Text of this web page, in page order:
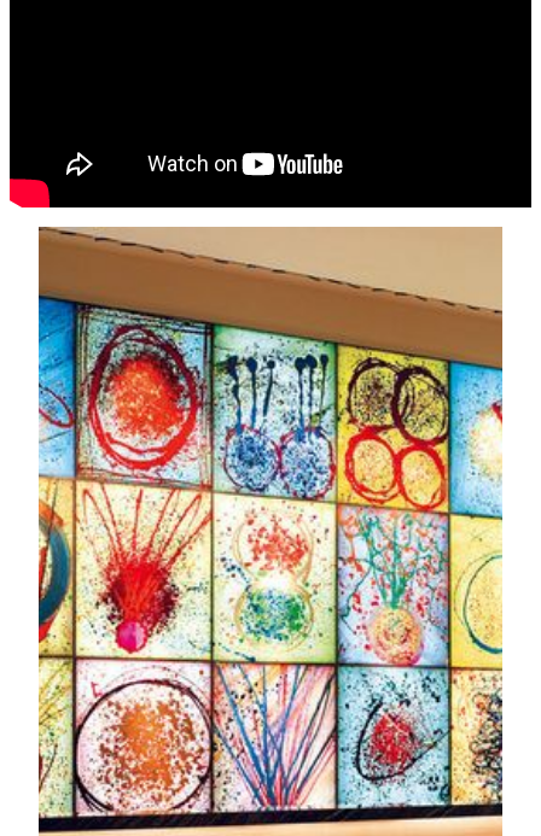
สำรวจศิลปะใน MGM
ทัวร์ศิลปะและการพัฒนาไกด์ศิลปะ
ร่วมค้นพบเรื่องราวเบื้องหลังคอลเลกชั่นศิลปะของ MGM
ผ่านทัวร์นำชมที่ออกแบบมาสำหรับโรงเรียน ชุมชน และ
บุคคลทั่วไป โครงการอบรมไกด์ศิลปะของเรายังช่วยบ่ม
เพาะผู้นำทางวัฒนธรรมในอนาคต โดยมีนักเรียนกว่า
พันคนที่ได้รับการฝึกอบรมให้ถ่ายทอดความงดงามของ
ศิลปะ
รู้เพิ่มเติม
MGM ค้นพบศิลปะ
เริ่มต้นการเดินทางสู่โลกแห่งศิลปะของ MGM ตั้งแต่
วินาทีแรกที่คุณก้าวเข้ามา คอลเลกชันของประธาน
กรรมการนำเสนอผลงานศิลปะอันน่าหลงใหลที่ผสาน